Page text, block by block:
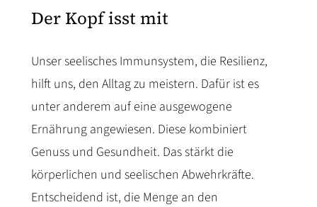
Der Kopf isst mit
Unser seelisches Immunsystem, die Resilienz,
hilft uns, den Alltag zu meistern. Dafür ist es
unter anderem auf eine ausgewogene
Ernährung angewiesen. Diese kombiniert
Genuss und Gesundheit. Das stärkt die
körperlichen und seelischen Abwehrkräfte.
Entscheidend ist, die Menge an den